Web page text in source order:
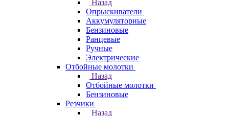
Назад
Опрыскиватели
Аккумуляторные
Бензиновые
Ранцевые
Ручные
Электрические
Отбойные молотки
Назад
Отбойные молотки
Бензиновые
Резчики
Назад